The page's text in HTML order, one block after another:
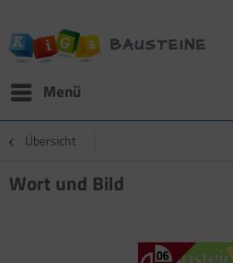
Menü
Übersicht
Wort und Bild